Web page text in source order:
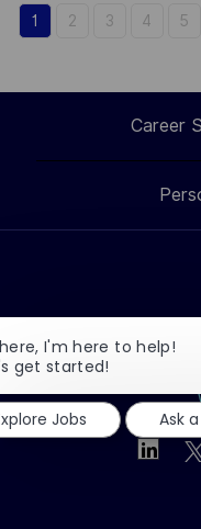
1 2 3 4 5
Career
I'm here to help!
get started!
Jobs
Ask